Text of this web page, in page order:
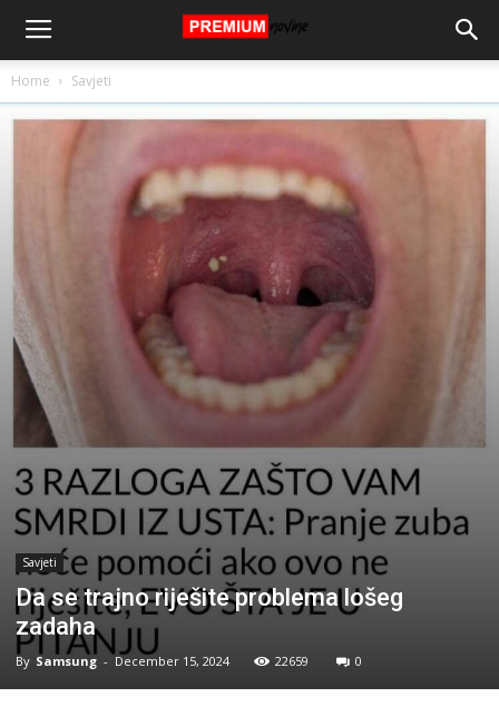
Home Savjeti
Savjeti
Da se trajno riješite problema lošeg
zadaha
By Samsung - December 15, 2024 22659 0